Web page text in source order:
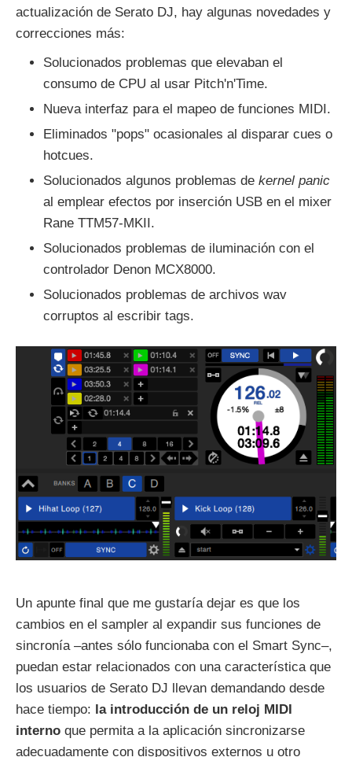
actualización de Serato DJ, hay algunas novedades y
correcciones más:
Solucionados problemas que elevaban el
consumo de CPU al usar Pitch'n'Time.
Nueva interfaz para el mapeo de funciones MIDI.
Eliminados "pops" ocasionales al disparar cues o
hotcues.
Solucionados algunos problemas de kernel panic
al emplear efectos por inserción USB en el mixer
Rane TTM57-MKII.
Solucionados problemas de iluminación con el
controlador Denon MCX8000.
Solucionados problemas de archivos wav
corruptos al escribir tags.
Un apunte final que me gustaría dejar es que los
cambios en el sampler al expandir sus funciones de
sincronía –antes sólo funcionaba con el Smart Sync–,
puedan estar relacionados con una característica que
los usuarios de Serato DJ llevan demandando desde
hace tiempo: la introducción de un reloj MIDI
interno que permita a la aplicación sincronizarse
adecuadamente con dispositivos externos u otro